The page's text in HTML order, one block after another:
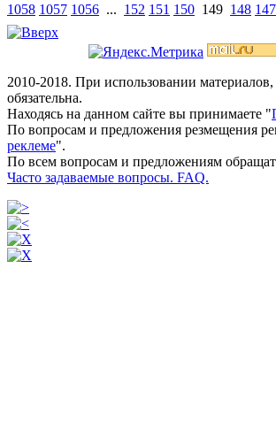
1058 1057 1056 ... 152 151 150 149 148 147
2010-2018. При использовании
обязательна.
Находясь на данном сайте вы принимаете "
По вопросам и предложения резмещения
реклеме".
По всем вопросам и предложениям
Часто задаваемые вопросы. FAQ.